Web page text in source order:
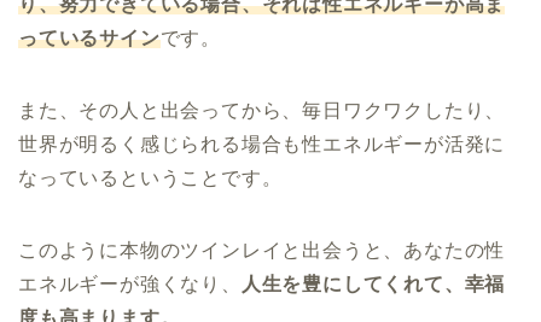
っているサインです。
また、その人と出会ってから、毎日ワクワクしたり、
世界が明るく感じられる場合も性エネルギーが活発に
なっているということです。
このように本物のツインレイと出会うと、あなたの性
エネルギーが強くなり、
人生を豊にしてくれて、幸福
度も高まります。